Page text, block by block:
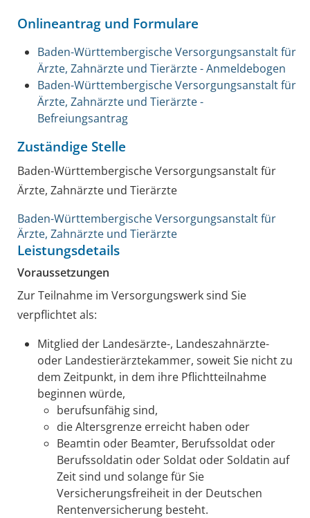
Onlineantrag und Formulare
Baden-Württembergische Versorgungsanstalt für
Ärzte, Zahnärzte und Tierärzte - Anmeldebogen
Baden-Württembergische Versorgungsanstalt für
Ärzte, Zahnärzte und Tierärzte -
Befreiungsantrag
Zuständige Stelle
Baden-Württembergische Versorgungsanstalt für
Ärzte, Zahnärzte und Tierärzte
Baden-Württembergische Versorgungsanstalt für
Ärzte, Zahnärzte und Tierärzte
Leistungsdetails
Voraussetzungen
Zur Teilnahme im Versorgungswerk sind Sie
verpflichtet als:
Mitglied der Landesärzte-, Landeszahnärzte-
oder Landestierärztekammer, soweit Sie nicht zu
dem Zeitpunkt, in dem ihre Pflichtteilnahme
beginnen würde,
berufsunfähig sind,
die Altersgrenze erreicht haben oder
Beamtin oder Beamter, Berufssoldat oder
Berufssoldatin oder Soldat oder Soldatin auf
Zeit sind und solange für Sie
Versicherungsfreiheit in der Deutschen
Rentenversicherung besteht.